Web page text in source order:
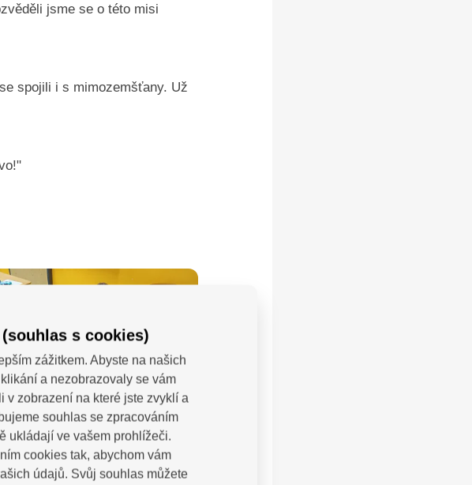
jsme se o této misi
spojili i s mimozemšťany. Už
s cookies)
zážitkem. Abyste na našich
a nezobrazovaly se vám
v zobrazení na které jste zvyklí a
souhlas se zpracováním
ukládají ve vašem prohlížeči.
cookies tak, abychom vám
údajů. Svůj souhlas můžete